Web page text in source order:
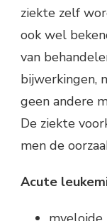
ziekte zelf
ook wel
van
bijwerkingen,
geen andere
De ziekte
men de
Acute